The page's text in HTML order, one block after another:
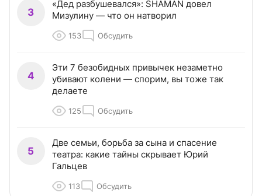
3
«Дед разбушевался»: SHAMAN довел
Мизулину — что он натворил
153 Обсудить
4
Эти 7 безобидных привычек незаметно
убивают колени — спорим, вы тоже так
делаете
125 Обсудить
5
Две семьи, борьба за сына и спасение
театра: какие тайны скрывает Юрий
Гальцев
113 Обсудить